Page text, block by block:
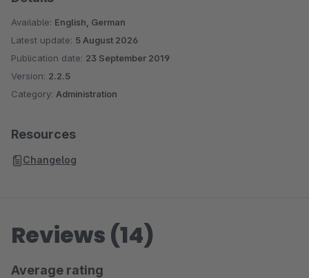
Available: English, German
Latest update: 5 August 2026
Publication date: 23 September 2019
Version: 2.2.5
Category: Administration
Resources
Changelog
Reviews (14)
Average rating